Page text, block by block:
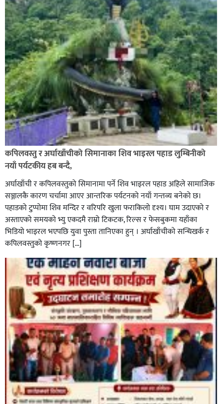
कपिलवस्तु र अर्घाखाँचीको सिमानाका शिव भाइरल पहाड लुम्बिनीको
नयाँ पर्यटकीय हब बन्दै,
अर्घाखाँची र कपिलवस्तुको सिमानामा पर्ने शिव भाइरल पहाड अहिले सामाजिक
सञ्जालकै कारण चर्चामा आएर आन्तरिक पर्यटनको नयाँ गन्तव्य बनेको छ।
पहाडको टुप्पोमा शिव मन्दिर र वरिपरि खुला फराकिलो दृश्य। घाम उदाएको र
अस्ताएको समयको भ्यु एकदमै राम्रो टिकटक, रिल्स र फेसबुकमा यहाँका
भिडियो भाइरल भएपछि युवा पुस्ता तानिएका हुन् । अर्घाखाँचीको सन्धिखर्क र
कपिलवस्तुको कृष्णनगर […]